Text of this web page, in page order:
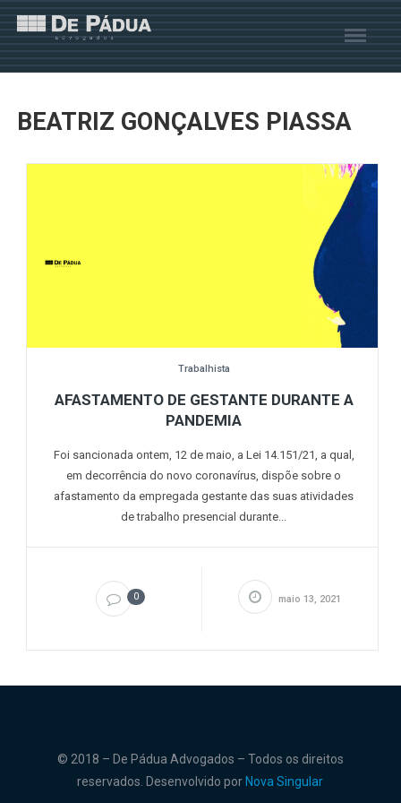
BEATRIZ GONÇALVES PIASSA
Trabalhista
AFASTAMENTO DE GESTANTE DURANTE A
PANDEMIA
Foi sancionada ontem, 12 de maio, a Lei 14.151/21, a qual,
em decorrência do novo coronavírus, dispõe sobre o
afastamento da empregada gestante das suas atividades
de trabalho presencial durante...
0 maio 13, 2021
© 2018 – De Pádua Advogados – Todos os direitos
reservados. Desenvolvido por Nova Singular